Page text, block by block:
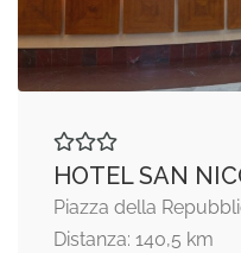
HOTEL SAN
Piazza della
Distanza: 140,5 km